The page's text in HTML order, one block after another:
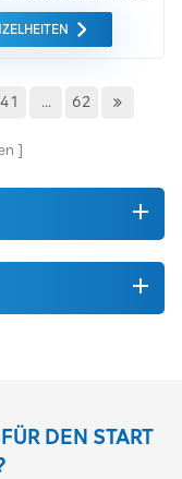
dafür konzipiert ist
ZXA10 C300- und
Es
41 ... 62
DEN START